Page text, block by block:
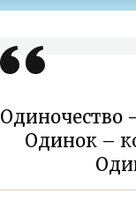
Одиночество
Одинок –